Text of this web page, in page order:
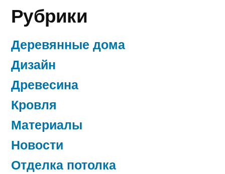
Рубрики
Деревянные дома
Дизайн
Древесина
Кровля
Материалы
Новости
Отделка потолка